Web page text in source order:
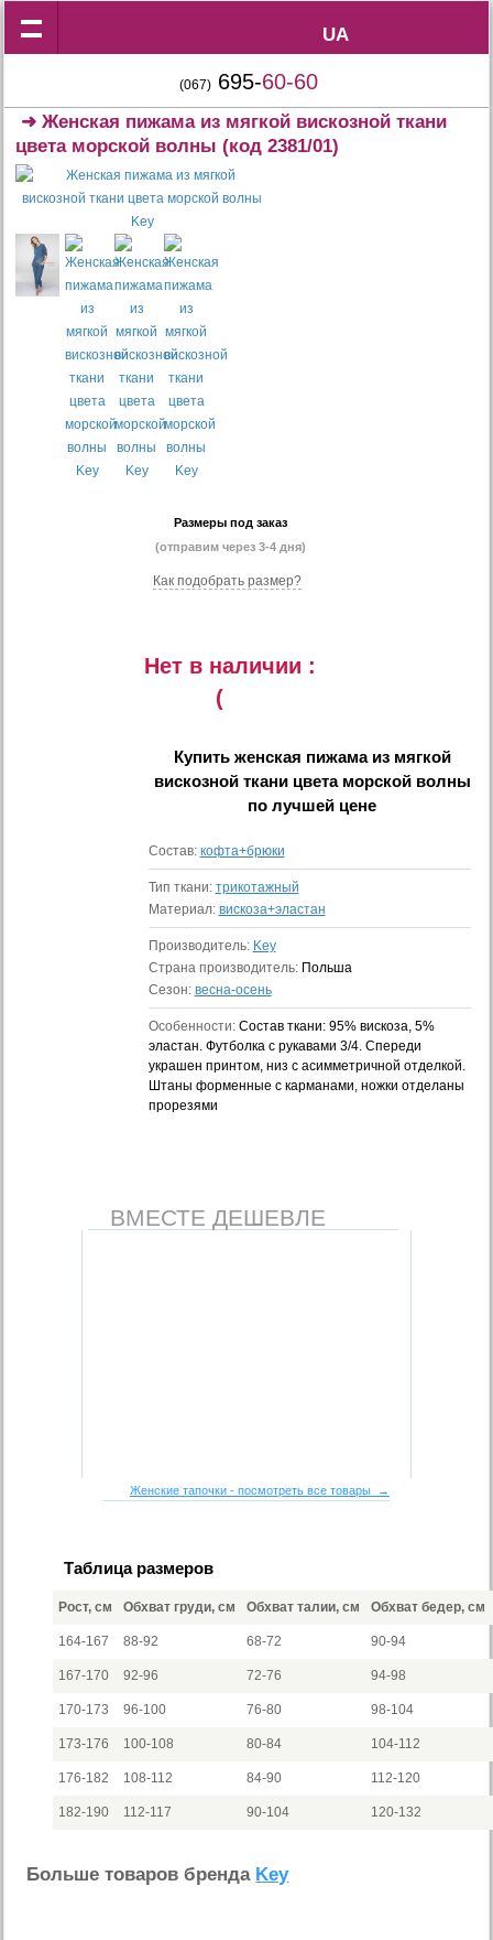
UA
UA
(067) 695-60-60
➜Женская пижама из мягкой вискозной ткани
цвета морской волны (код 2381/01)
Размеры под заказ
(отправим через 3-4 дня)
Как подобрать размер?
Нет в наличии :
(
Купить женская пижама из мягкой
вискозной ткани цвета морской волны
по лучшей цене
Состав: кофта+брюки
Тип ткани: трикотажный
Материал: вискоза+эластан
Производитель: Key
Страна производитель: Польша
Сезон: весна-осень
Особенности: Состав ткани: 95% вискоза, 5%
эластан. Футболка с рукавами 3/4. Спереди
украшен принтом, низ с асимметричной отделкой.
Штаны форменные с карманами, ножки отделаны
прорезями
ВМЕСТЕ ДЕШЕВЛЕ
Женские тапочки - посмотреть все товары →
Таблица размеров
Рост, см Обхват груди, см Обхват талии, см Обхват бедер, см
164-167 88-92 68-72 90-94
167-170 92-96 72-76 94-98
170-173 96-100 76-80 98-104
173-176 100-108 80-84 104-112
176-182 108-112 84-90 112-120
182-190 112-117 90-104 120-132
Больше товаров бренда Key